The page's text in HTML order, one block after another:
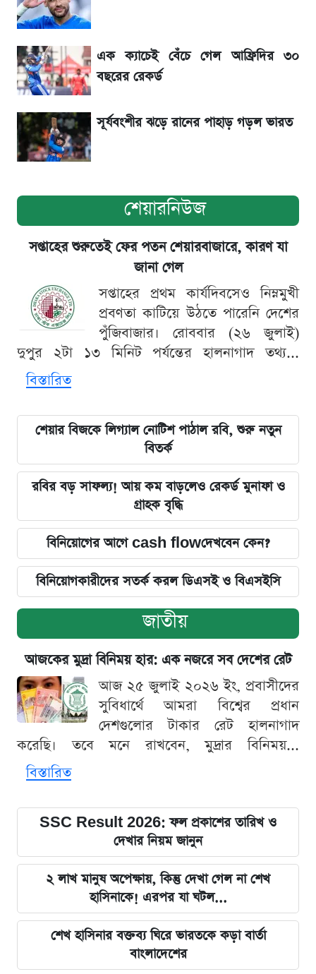
৬ আগস্ট দেশের বাজারে স্বর্ণের দাম
শেখ হাসিনার বক্তব্য ঘিরে ভারতকে কড়া বার্তা
বাংলাদেশের
এক ক্যাচেই বেঁচে গেল আফ্রিদির ৩০
বছরের রেকর্ড
সূর্যবংশীর ঝড়ে রানের পাহাড় গড়ল ভারত
শেয়ারনিউজ
সপ্তাহের শুরুতেই ফের পতন শেয়ারবাজারে, কারণ যা
জানা গেল
সপ্তাহের প্রথম কার্যদিবসেও নিম্নমুখী
প্রবণতা কাটিয়ে উঠতে পারেনি দেশের
পুঁজিবাজার। রোববার (২৬ জুলাই)
দুপুর ২টা ১৩ মিনিট পর্যন্তের হালনাগাদ তথ্য...
বিস্তারিত
শেয়ার বিজকে লিগ্যাল নোটিশ পাঠাল রবি, শুরু নতুন
বিতর্ক
রবির বড় সাফল্য! আয় কম বাড়লেও রেকর্ড মুনাফা ও
গ্রাহক বৃদ্ধি
বিনিয়োগের আগে cash flowদেখবেন কেন?
বিনিয়োগকারীদের সতর্ক করল ডিএসই ও বিএসইসি
জাতীয়
আজকের মুদ্রা বিনিময় হার: এক নজরে সব দেশের রেট
আজ ২৫ জুলাই ২০২৬ ইং, প্রবাসীদের
সুবিধার্থে আমরা বিশ্বের প্রধান
দেশগুলোর টাকার রেট হালনাগাদ
করেছি। তবে মনে রাখবেন, মুদ্রার বিনিময়...
বিস্তারিত
SSC Result 2026: ফল প্রকাশের তারিখ ও
দেখার নিয়ম জানুন
২ লাখ মানুষ অপেক্ষায়, কিন্তু দেখা গেল না শেখ
হাসিনাকে! এরপর যা ঘটল...
শেখ হাসিনার বক্তব্য ঘিরে ভারতকে কড়া বার্তা
বাংলাদেশের